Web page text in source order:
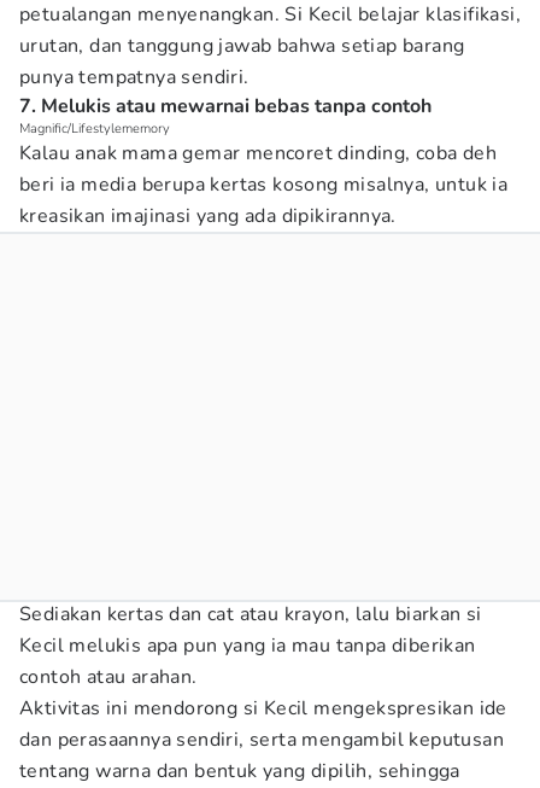
petualangan menyenangkan. Si Kecil belajar klasifikasi,
urutan, dan tanggung jawab bahwa setiap barang
punya tempatnya sendiri.
7. Melukis atau mewarnai bebas tanpa contoh
Magnific/Lifestylememory
Kalau anak mama gemar mencoret dinding, coba deh
beri ia media berupa kertas kosong misalnya, untuk ia
kreasikan imajinasi yang ada dipikirannya.
Sediakan kertas dan cat atau krayon, lalu biarkan si
Kecil melukis apa pun yang ia mau tanpa diberikan
contoh atau arahan.
Aktivitas ini mendorong si Kecil mengekspresikan ide
dan perasaannya sendiri, serta mengambil keputusan
tentang warna dan bentuk yang dipilih, sehingga